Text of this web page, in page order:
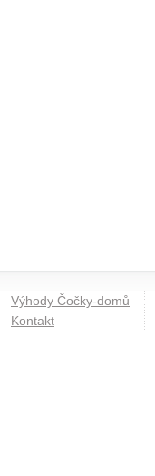
Výhody Čočky-domů
Kontakt